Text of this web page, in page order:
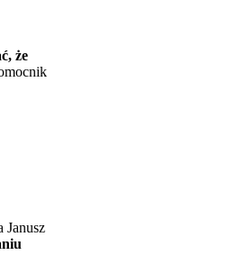
że
Janusz